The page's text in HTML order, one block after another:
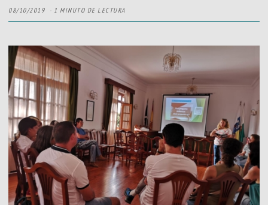
08/10/2019 1 MINUTO DE LECTURA